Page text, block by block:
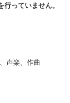
っていません。
声楽、作曲